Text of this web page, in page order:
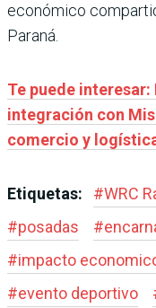
económico
Paraná.
Te puede
integración con
comercio y
Etiquetas: #WRC
#posadas #
#impacto
#evento deportivo